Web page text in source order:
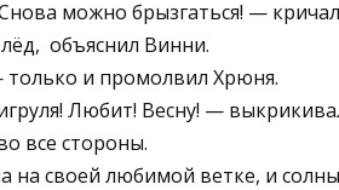
можно брызгаться! —
объяснил Винни.
и промолвил Хрюня.
Любит! Весну! —
все стороны.
на своей любимой ветке, и